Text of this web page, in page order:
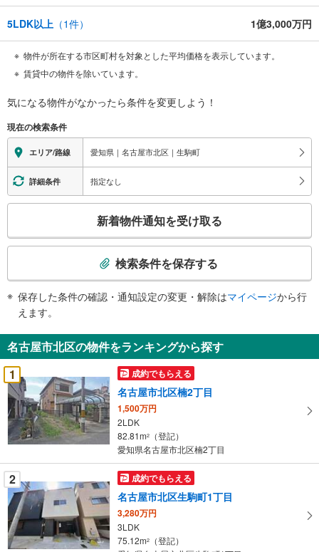
5LDK以上 （1件） 1億3,000万円
物件が所在する市区町村を対象とした平均価格を表示しています。
賃貸中の物件を除いています。
気になる物件がなかったら条件を変更しよう！
現在の検索条件
エリア/路線 愛知県｜名古屋市北区｜生駒町
詳細条件 指定なし
検
知
を
受
け
取
る
・
条
件
を
マ
イ
ペ
ー
新着物件通知を受け取る
検索条件を保存する
保存した条件の確認・通知設定の変更・解除はマイページから行
えます。
名古屋市北区の物件をランキングから探す
1
成約でもらえる
名古屋市北区楠2丁目
1,500万円
2LDK
82.81m2
（登記）
愛知県名古屋市北区楠2丁目
2 成約でもらえる
名古屋市北区生駒町1丁目
3,280万円
3LDK
75.12m2
（登記）